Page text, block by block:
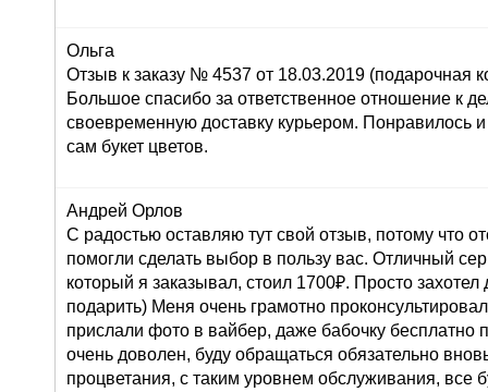
Ольга
Отзыв к заказу № 4537 от 18.03.2019 (подарочная
Большое спасибо за ответственное отношение к
своевременную доставку курьером. Понравилось
сам букет цветов.
Андрей Орлов
С радостью оставляю тут свой отзыв, потому что
помогли сделать выбор в пользу вас. Отличный
который я заказывал, стоил 1700₽. Просто
подарить) Меня очень грамотно
прислали фото в вайбер, даже бабочку бесплатно
очень доволен, буду обращаться обязательно
процветания, с таким уровнем обслуживания, все